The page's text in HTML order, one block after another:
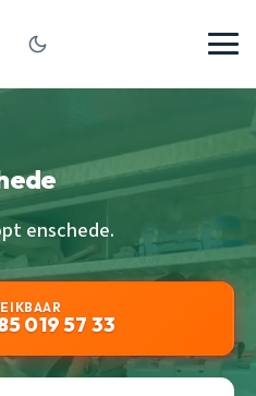
enschede.
019 57 33